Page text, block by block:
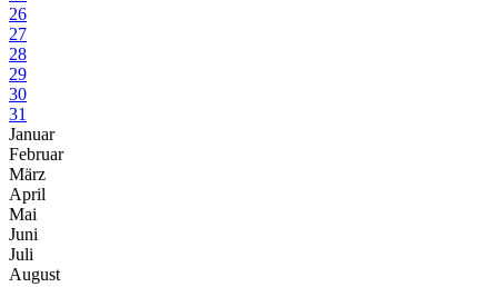
26
27
28
29
30
31
Januar
Februar
März
April
Mai
Juni
Juli
August